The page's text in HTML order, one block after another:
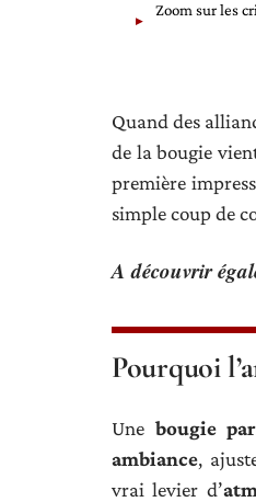
Zoom sur les
Quand des
de la bougie
première
simple coup de
A découvrir
Pourquoi
Une bougie
ambiance,
vrai levier d’